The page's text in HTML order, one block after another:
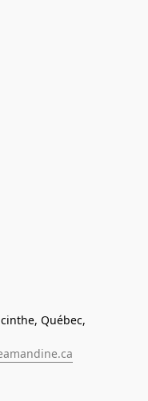
Québec,